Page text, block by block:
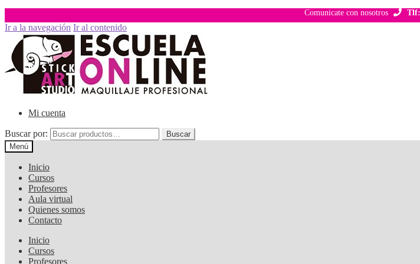
Comunicate con nosotros Tlf:
Ir a la navegación Ir al contenido
Mi cuenta
Buscar por:
Buscar
Menú
Inicio
Cursos
Profesores
Aula virtual
Quienes somos
Contacto
Inicio
Cursos
Profesores